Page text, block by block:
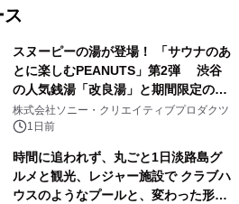
ス
スヌーピーの湯が登場！ 「サウナのあ
とに楽しむPEANUTS」第2弾 渋谷
の人気銭湯「改良湯」と期間限定のコ
ラボレーション サウナイキタイコラ
ボグッズも発売決定！
株式会社ソニー・クリエイティブプロダクツ
1日前
時間に追われず、丸ごと1日淡路島グ
ルメと観光、レジャー施設で クラブハ
ウスのようなプールと、変わった形の